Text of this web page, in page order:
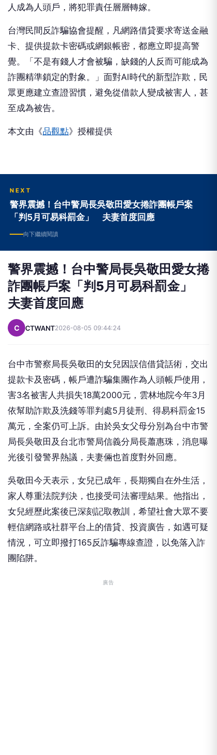
人成為人頭戶，將犯罪責任層層轉嫁。
台灣民間反詐騙協會提醒，凡網路借貸要求寄送金融
卡、提供提款卡密碼或網銀帳密，都應立即提高警
覺。「不是有錢人才會被騙，缺錢的人反而可能成為
詐團精準鎖定的對象。」面對AI時代的新型詐欺，民
眾更應建立查證習慣，避免從借款人變成被害人，甚
至成為被告。
本文由《品觀點》授權提供
NEXT
警界震撼！台中警局長吳敬田愛女捲詐團帳戶案
「判5月可易科罰金」 夫妻首度回應
向下繼續閱讀
警界震撼！台中警局長吳敬田愛女捲
詐團帳戶案「判5月可易科罰金」
夫妻首度回應
C CTWANT2026-08-05 09:44:24
台中市警察局長吳敬田的女兒因誤信借貸話術，交出
提款卡及密碼，帳戶遭詐騙集團作為人頭帳戶使用，
害3名被害人共損失18萬2000元，雲林地院今年3月
依幫助詐欺及洗錢等罪判處5月徒刑、得易科罰金15
萬元，全案仍可上訴。由於吳女父母分別為台中市警
局長吳敬田及台北市警局信義分局長蕭惠珠，消息曝
光後引發警界熱議，夫妻倆也首度對外回應。
吳敬田今天表示，女兒已成年，長期獨自在外生活，
家人尊重法院判決，也接受司法審理結果。他指出，
女兒經歷此案後已深刻記取教訓，希望社會大眾不要
輕信網路或社群平台上的借貸、投資廣告，如遇可疑
情況，可立即撥打165反詐騙專線查證，以免落入詐
團陷阱。
廣告